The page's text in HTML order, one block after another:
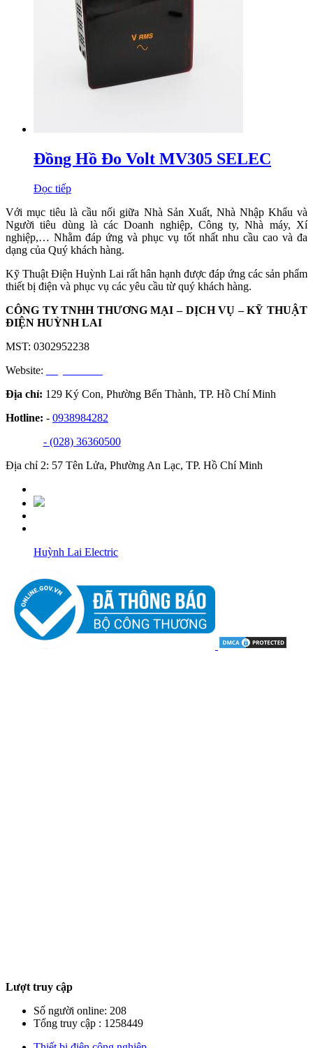
Đồng Hồ Đo Volt MV305 SELEC
Đọc tiếp
Với mục tiêu là cầu nối giữa Nhà Sản Xuất, Nhà Nhập Khẩu và
Người tiêu dùng là các Doanh nghiệp, Công ty, Nhà máy, Xí
nghiệp,… Nhằm đáp ứng và phục vụ tốt nhất nhu cầu cao và đa
dạng của Quý khách hàng.
Kỹ Thuật Điện Huỳnh Lai rất hân hạnh được đáp ứng các sản phẩm
thiết bị điện và phục vụ các yêu cầu từ quý khách hàng.
CÔNG TY TNHH THƯƠNG MẠI – DỊCH VỤ – KỸ THUẬT
ĐIỆN HUỲNH LAI
MST: 0302952238
Website:
Địa chỉ: 129 Ký Con, Phường Bến Thành, TP. Hồ Chí Minh
Hotline: - 0938984282
- (028) 36360500
Địa chỉ 2: 57 Tên Lửa, Phường An Lạc, TP. Hồ Chí Minh
Huỳnh Lai Electric
Lượt truy cập
Số người online: 208
Tổng truy cập : 1258449